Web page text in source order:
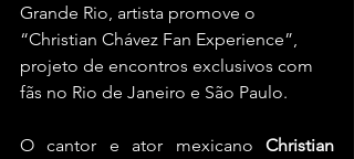
Grande Rio, artista promove o
“Christian Chávez Fan Experience”,
projeto de encontros exclusivos com
fãs no Rio de Janeiro e São Paulo.
O cantor e ator mexicano Christian